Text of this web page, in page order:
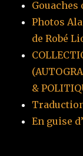
Photos
de Robé
&
En guise